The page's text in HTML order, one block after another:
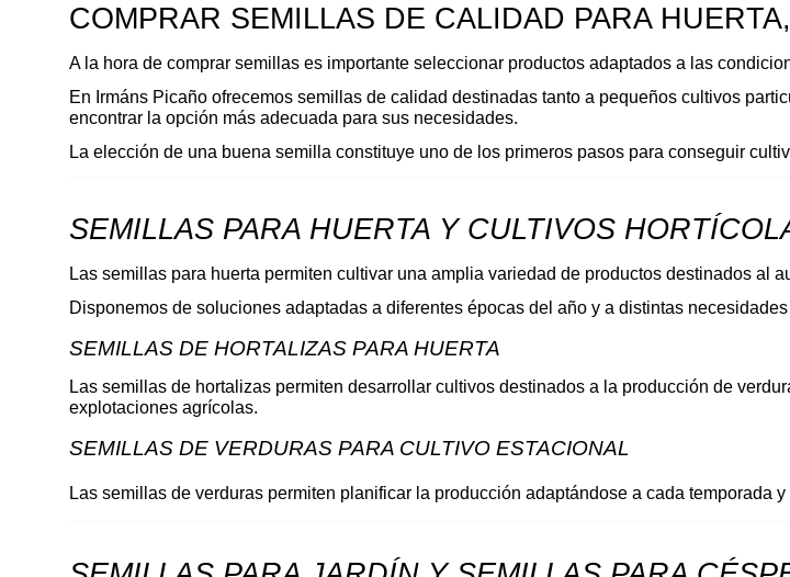
COMPRAR SEMILLAS DE CALIDAD PARA
A la hora de comprar semillas es importante seleccionar productos adaptados a las
En Irmáns Picaño ofrecemos semillas de calidad destinadas tanto a pequeños cultivos
encontrar la opción más adecuada para sus necesidades.
La elección de una buena semilla constituye uno de los primeros pasos para conseguir
SEMILLAS PARA HUERTA Y CULTIVOS
Las semillas para huerta permiten cultivar una amplia variedad de productos destinados al
Disponemos de soluciones adaptadas a diferentes épocas del año y a distintas
SEMILLAS DE HORTALIZAS PARA HUERTA
Las semillas de hortalizas permiten desarrollar cultivos destinados a la producción de
explotaciones agrícolas.
SEMILLAS DE VERDURAS PARA CULTIVO ESTACIONAL
Las semillas de verduras permiten planificar la producción adaptándose a cada temporada